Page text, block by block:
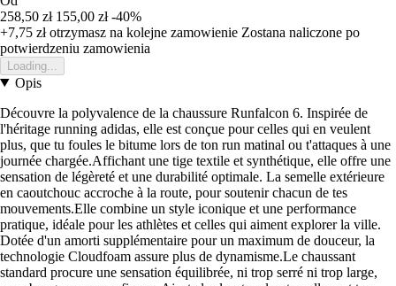
258,50 zł 155,00 zł -40%
+7,75 złotrzymasz na kolejne zamowienie Zostana naliczone po
potwierdzeniu zamowienia
Loading...
Opis
Découvre la polyvalence de la chaussure Runfalcon 6. Inspirée de
l'héritage running adidas, elle est conçue pour celles qui en veulent
plus, que tu foules le bitume lors de ton run matinal ou t'attaques à une
journée chargée.Affichant une tige textile et synthétique, elle offre une
sensation de légèreté et une durabilité optimale. La semelle extérieure
en caoutchouc accroche à la route, pour soutenir chacun de tes
mouvements.Elle combine un style iconique et une performance
pratique, idéale pour les athlètes et celles qui aiment explorer la ville.
Dotée d'un amorti supplémentaire pour un maximum de douceur, la
technologie Cloudfoam assure plus de dynamisme.Le chaussant
standard procure une sensation équilibrée, ni trop serré ni trop large,